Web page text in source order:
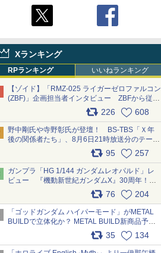
Xランキング
RPランキング いいねランキング
【ゾイド】「RMZ-025 ライガーゼロファルコン
(ZBF)」企画担当者インタビュー ZBFから従来
デザインまで再現可能なボリューム満点のキッ
ト pic.x.com/6zOqQAQKkX
226 608
野中剛氏や寺野彰氏が登壇！ BS-TBS「Ｘ年
後の関係者たち」、8月6日21時放送分のテーマ
は「超合金」！ pic.x.com/uWyt1uyuFm
95 257
ガンプラ「HG 1/144 ガンダムレオパルド」レ
ビュー 『機動新世紀ガンダムX』30周年！イ
ンナーアームガトリングの変形機構まで再現し
最新フォーマットでキット化！
pic.x.com/nszPIDTpbg
76 204
「ゴッドガンダム ハイパーモード」がMETAL
BUILDで立体化か？ METAL BUILD新商品予告
が公開 pic.x.com/HIcLLIM3ar35 134